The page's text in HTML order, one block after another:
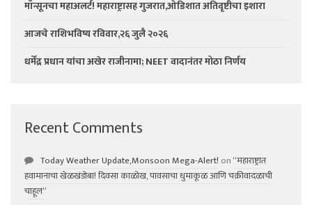
मॉन्सूनचा महाअलर्ट! महाराष्ट्रासह गुजरात,ओडिशात अतिवृष्टीचा इशारा
आजचे राशिभविष्य रविवार,२६ जुलै २०२६
धर्मेंद्र प्रधान यांचा अखेर राजीनामा; NEET वादानंतर मोठा निर्णय
Recent Comments
Today Weather Update,Monsoon Mega-Alert! on“महाराष्ट्रात
हवामानाचा खेळखंडोबा! दिवसा काळोख, पावसाचा धुमाकूळ आणि चक्रीवादळाची
चाहूल”